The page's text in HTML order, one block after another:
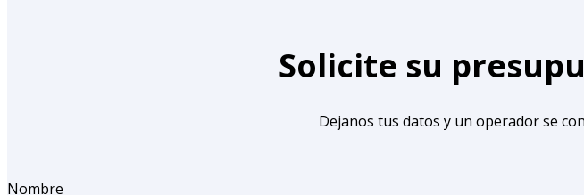
Solicite su
Dejanos tus datos y un operador se
Nombre